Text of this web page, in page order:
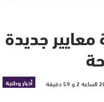
معايير جديدة
أخبار وطنية